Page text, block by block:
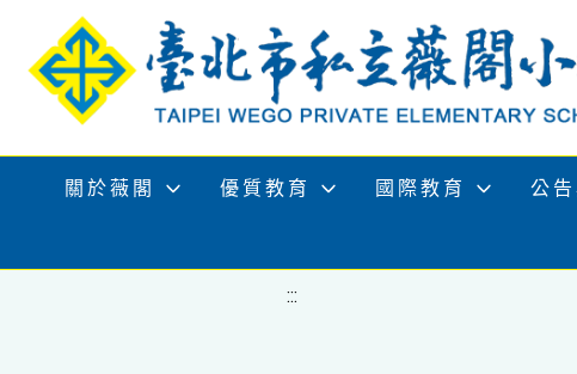
移至網頁之主要內容區位置
關於薇閣 優質教育 國際教育 公
:::